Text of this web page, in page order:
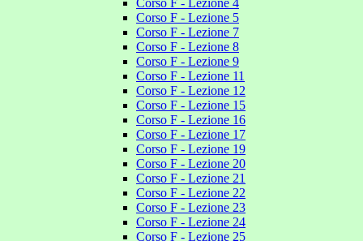
Corso F - Lezione 4
Corso F - Lezione 5
Corso F - Lezione 7
Corso F - Lezione 8
Corso F - Lezione 9
Corso F - Lezione 11
Corso F - Lezione 12
Corso F - Lezione 15
Corso F - Lezione 16
Corso F - Lezione 17
Corso F - Lezione 19
Corso F - Lezione 20
Corso F - Lezione 21
Corso F - Lezione 22
Corso F - Lezione 23
Corso F - Lezione 24
Corso F - Lezione 25